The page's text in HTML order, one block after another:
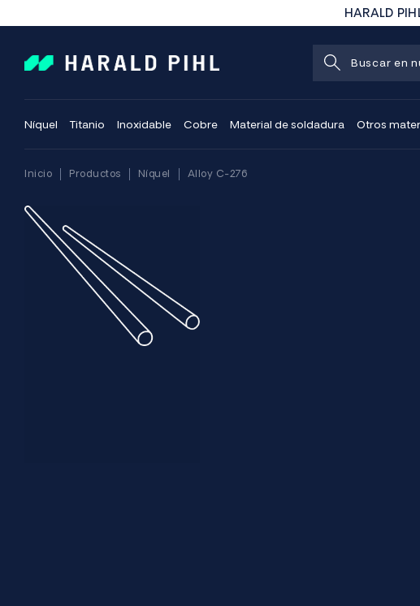
HARALD
Níquel Titanio Inoxidable Cobre Material de soldadura Otros
Inicio Productos Níquel Alloy C-276